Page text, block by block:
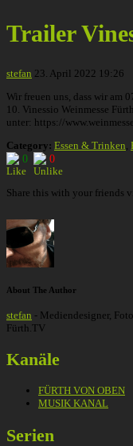
Trailer
stefan 23. April 2022 19:26
Wir freuen uns, dass wir am
10. Vinessio Weinmesse
unter: https://
Category: Essen & Trinken
0
0
Share this with your friends
About The Author
stefan - Mediendesigner,
Fürth.TV
Kanäle
FÜRTH VON OBEN
MUSIK KANAL
Serien